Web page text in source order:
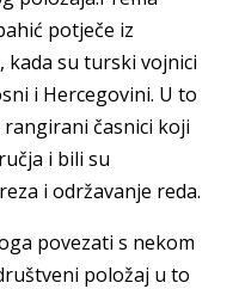
potječe iz
kada su turski vojnici
i Hercegovini. U to
časnici koji
i bili su
i održavanje reda.
povezati s nekom
položaj u to